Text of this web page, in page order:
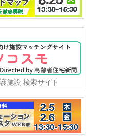
施設 検索サイト